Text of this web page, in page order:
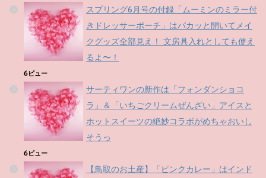
スプリング6月号の付録「ムーミンのミラー付
きドレッサーポーチ」はパカッと開いてメイ
クグッズ全部見え！ 文房具入れとしても使え
るよ〜！
6ビュー
サーティワンの新作は「フォンダンショコ
ラ」＆「いちごクリームぜんざい」アイスと
ホットスイーツの絶妙コラボがめちゃおいし
そうっ
6ビュー
【鳥取のお土産】「ピンクカレー」はインド